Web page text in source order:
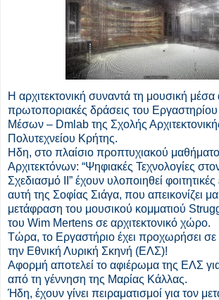
Η αρχιτεκτονική συναντά τη μουσική
πρωτοποριακές δράσεις του
Μέσων – Dmlab της Σχολής
Πολυτεχνείου Κρήτης.
Ηδη, στο πλαίσιο προπτυχιακού
Αρχιτεκτόνων: “Ψηφιακές Τεχνολογίες
Σχεδιασμό ΙΙ” έχουν υλοποιηθεί
αυτή της Σοφίας Σιάγα, που απεικονίζει
μετάφραση του μουσικού κομματιού
του Wim Mertens σε αρχιτεκτονικό χώρο.
Τώρα, το Εργαστήριο έχει προχωρήσει σε
την Εθνική Λυρική Σκηνή (ΕΛΣ)!
Αφορμή αποτελεί το αφιέρωμα της ΕΛΣ
από τη γέννηση της Μαρίας Κάλλας.
Ήδη, έχουν γίνει πειραματισμοί για τον